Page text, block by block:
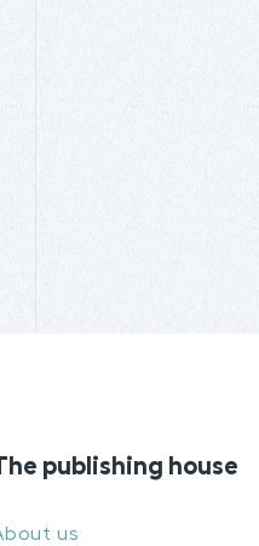
publishing house
us